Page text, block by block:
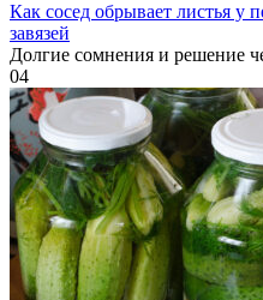
Как сосед обрывает листья у
завязей
Долгие сомнения и решение
04